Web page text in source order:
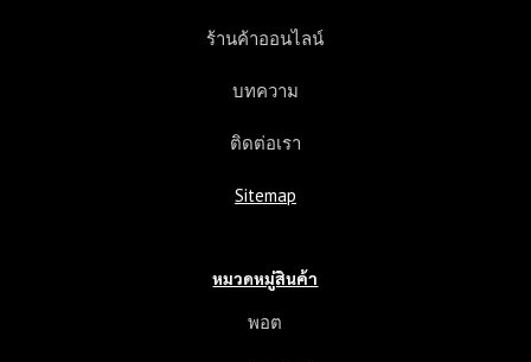
ร้านค้าออนไลน์
บทความ
ติดต่อเรา
Sitemap
หมวดหมู่สินค้า
พอต